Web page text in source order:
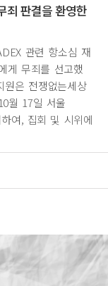
죄 판결을 환영한
관련 항소심 재
게 무죄를 선고했
원은 전쟁없는세상
월 17일 서울
여, 집회 및 시위에